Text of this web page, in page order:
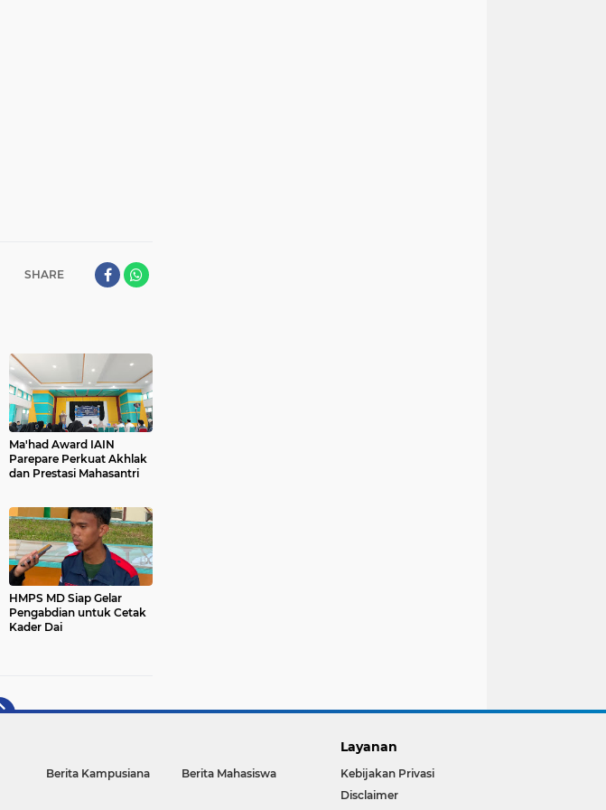
SHARE
Ma'had Award IAIN
Parepare Perkuat Akhlak
dan Prestasi Mahasantri
HMPS MD Siap Gelar
Pengabdian untuk Cetak
Kader Dai
Berita Kampusiana
Berita Mahasiswa
Layanan
Kebijakan Privasi
Disclaimer